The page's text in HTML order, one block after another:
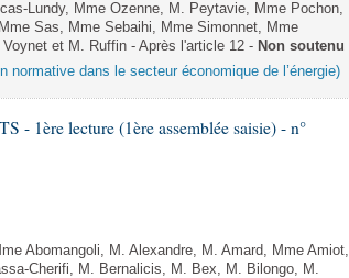
Lundy, Mme Ozenne, M. Peytavie, Mme Pochon,
Sas, Mme Sebaihi, Mme Simonnet, Mme
et M. Ruffin - Après l'article 12 - Non soutenu
dans le secteur économique de l’énergie)
- 1ère lecture (1ère assemblée saisie) - n°
Abomangoli, M. Alexandre, M. Amard, Mme Amiot,
Cherifi, M. Bernalicis, M. Bex, M. Bilongo, M.